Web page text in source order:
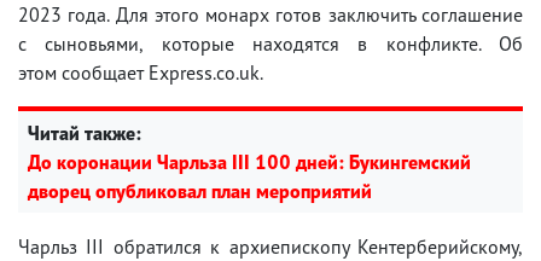
2023 года. Для этого монарх готов заключить соглашение
с сыновьями, которые находятся в конфликте. Об
этом сообщает Express.co.uk.
Читай также:
До коронации Чарльза III 100 дней: Букингемский
дворец опубликовал план мероприятий
Чарльз III обратился к архиепископу Кентерберийскому,